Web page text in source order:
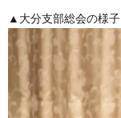
▲大分支部総会の様子